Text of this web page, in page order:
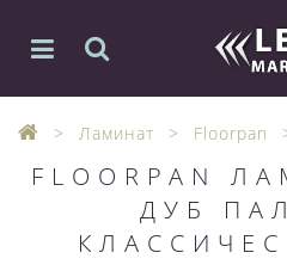
Ламинат Floorpan
FLOORPAN
ДУБ